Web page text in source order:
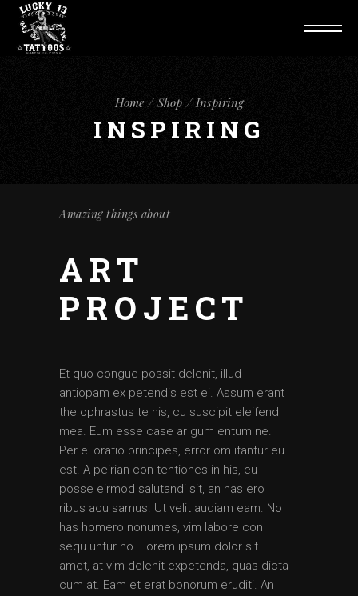
Home Shop Inspiring
INSPIRING
Amazing things about
ART
PROJECT
Et quo congue possit delenit, illud
antiopam ex petendis est ei. Assum erant
the ophrastus te his, cu suscipit eleifend
mea. Eum esse case ar gum entum ne.
Per ei oratio principes, error om itantur eu
est. A peirian con tentiones in his, eu
posse eirmod salutandi sit, an has ero
ribus acu samus. Ut velit audiam eam. No
has homero nonumes, vim labore con
sequ untur no. Lorem ipsum dolor sit
amet, at vim delenit expetenda, quas dicta
cum at. Eam et erat bonorum eruditi. An